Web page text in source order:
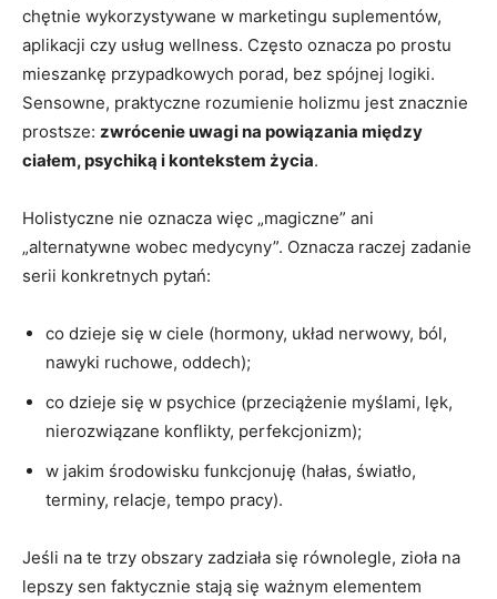
chętnie wykorzystywane w marketingu suplementów,
aplikacji czy usług wellness. Często oznacza po prostu
mieszankę przypadkowych porad, bez spójnej logiki.
Sensowne, praktyczne rozumienie holizmu jest znacznie
prostsze: zwrócenie uwagi na powiązania między
ciałem, psychiką i kontekstem życia.
Holistyczne nie oznacza więc „magiczne” ani
„alternatywne wobec medycyny”. Oznacza raczej zadanie
serii konkretnych pytań:
co dzieje się w ciele (hormony, układ nerwowy, ból,
nawyki ruchowe, oddech);
co dzieje się w psychice (przeciążenie myślami, lęk,
nierozwiązane konflikty, perfekcjonizm);
w jakim środowisku funkcjonuję (hałas, światło,
terminy, relacje, tempo pracy).
Jeśli na te trzy obszary zadziała się równolegle, zioła na
lepszy sen faktycznie stają się ważnym elementem